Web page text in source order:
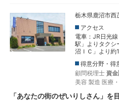
栃木県鹿沼市西
アクセス
電車：JR日光
駅」よりタクシ
沼ＩＣ」より約
得意分野・得
顧問税理士 資
美容 製造 医療
「あなたの街のぜいりしさん」を